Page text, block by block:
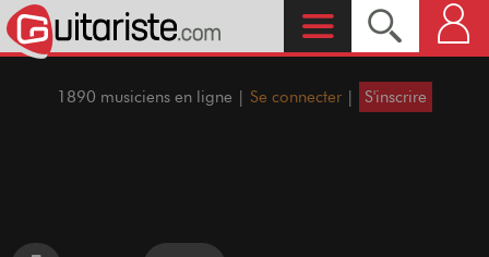
1890 musiciens en ligne | Se connecter | S'inscrire